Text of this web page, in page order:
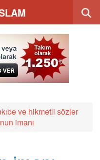
ve hikmetli sözler
imanı